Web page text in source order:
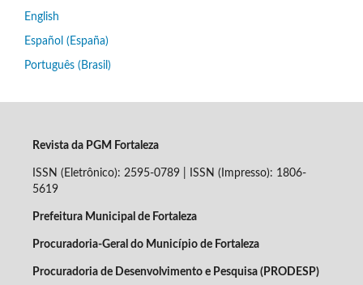
English
Español (España)
Português (Brasil)
Revista da PGM Fortaleza
ISSN (Eletrônico): 2595-0789 | ISSN (Impresso): 1806-
5619
Prefeitura Municipal de Fortaleza
Procuradoria-Geral do Município de Fortaleza
Procuradoria de Desenvolvimento e Pesquisa (PRODESP)